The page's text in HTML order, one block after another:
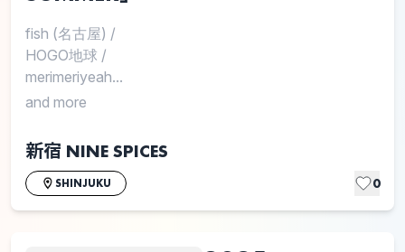
fish (名古屋) /
HOGO地球 /
merimeriyeah...
and more
新宿 NINE SPICES
SHINJUKU 0